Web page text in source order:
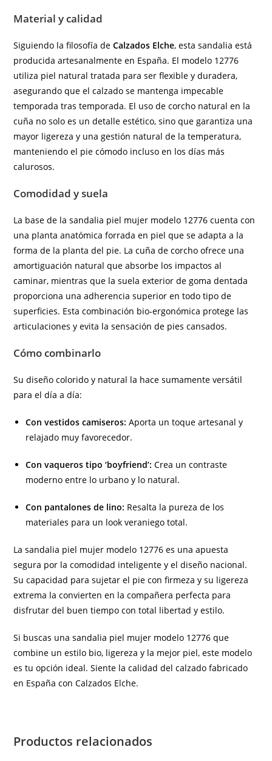
Material y calidad
Siguiendo la filosofía deCalzados Elche, esta sandalia está
producida artesanalmente en España. El modelo 12776
utiliza piel natural tratada para ser flexible y duradera,
asegurando que el calzado se mantenga impecable
temporada tras temporada. El uso de corcho natural en la
cuña no solo es un detalle estético, sino que garantiza una
mayor ligereza y una gestión natural de la temperatura,
manteniendo el pie cómodo incluso en los días más
calurosos.
Comodidad y suela
La base de la sandalia piel mujer modelo 12776 cuenta con
una planta anatómica forrada en piel que se adapta a la
forma de la planta del pie. La cuña de corcho ofrece una
amortiguación natural que absorbe los impactos al
caminar, mientras que la suela exterior de goma dentada
proporciona una adherencia superior en todo tipo de
superficies. Esta combinación bio-ergonómica protege las
articulaciones y evita la sensación de pies cansados.
Cómo combinarlo
Su diseño colorido y natural la hace sumamente versátil
para el día a día:
Con vestidos camiseros: Aporta un toque artesanal y
relajado muy favorecedor.
Con vaqueros tipo ‘boyfriend’: Crea un contraste
moderno entre lo urbano y lo natural.
Con pantalones de lino: Resalta la pureza de los
materiales para un look veraniego total.
La sandalia piel mujer modelo 12776 es una apuesta
segura por la comodidad inteligente y el diseño nacional.
Su capacidad para sujetar el pie con firmeza y su ligereza
extrema la convierten en la compañera perfecta para
disfrutar del buen tiempo con total libertad y estilo.
Si buscas una sandalia piel mujer modelo 12776 que
combine un estilo bio, ligereza y la mejor piel, este modelo
es tu opción ideal. Siente la calidad del calzado fabricado
en España con Calzados Elche.
Productos relacionados